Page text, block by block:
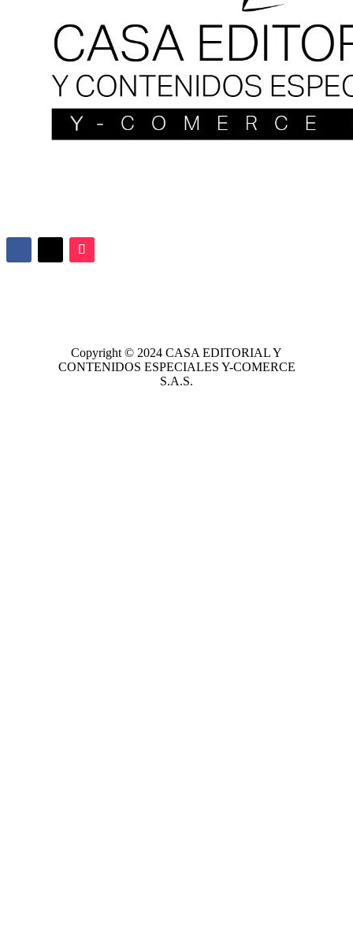
Copyright © 2024 CASA EDITORIALY
CONTENIDOS ESPECIALES Y-COMERCE
S.A.S.